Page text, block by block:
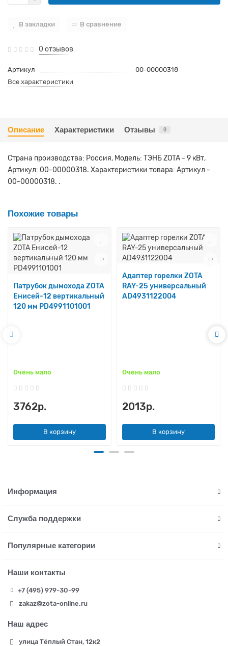
В закладки В сравнение
0 отзывов
Артикул
00-00000318
Все характеристики
Описание Характеристики Отзывы 0
Страна производства: Россия, Модель: ТЭНБ ZOTA - 9 кВт,
Артикул: 00-00000318. Характеристики товара: Артикул -
00-00000318. .
Похожие товары
Патрубок дымохода ZOTA
Енисей-12 вертикальный
120 мм PD4991101001
Очень мало
3762р.
В корзину
Адаптер горелки ZOTA
RAY-25 универсальный
AD4931122004
Очень мало
2013р.
В корзину
Информация
Служба поддержки
Популярные категории
Наши контакты
+7 (495) 979-30-99
zakaz@zota-online.ru
Наш адрес
улица Тёплый Стан, 12к2